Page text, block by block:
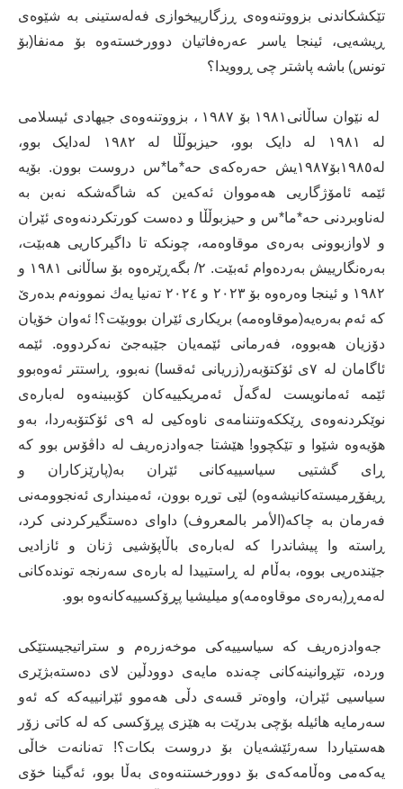
تێکشکاندنی بزووتنەوەی ڕزگارییخوازی فەلەستینی بە شێوەی
ڕیشەیی، ئینجا یاسر عەرەفاتیان دوورخستەوە بۆ مەنفا(بۆ
تونس) باشە پاشتر چی ڕوویدا؟
لە نێوان ساڵانی١٩٨١ بۆ ١٩٨٧ ، بزووتنەوەی جیهادی ئیسلامی
لە ١٩٨١ لە دایک بوو، حیزبوڵڵا لە ١٩٨٢ لەدایک بوو،
لە١٩٨٥بۆ١٩٨٧یش حەرەکەی حە*ما*س دروست بوون. بۆیە
ئێمە ئامۆژگاریی هەمووان ئەکەین کە شاگەشکە نەبن بە
لەناوبردنی حە*ما*س و حیزبوڵڵا و دەست کورتکردنەوەی ئێران
و لاوازبوونی بەرەی موقاوەمە، چونکە تا داگیرکاریی هەبێت،
بەرەنگارییش بەردەوام ئەبێت. ٢/ بگەڕێرەوە بۆ ساڵانی ١٩٨١ و
١٩٨٢ و ئینجا وەرەوە بۆ ٢٠٢٣ و ٢٠٢٤ تەنیا یەك نموونەم بدەرێ
کە ئەم بەرەیە(موقاوەمە) بریکاری ئێران بووبێت؟! ئەوان خۆیان
دۆزیان هەبووە، فەرمانی ئێمەیان جێبەجێ نەکردووە. ئێمە
ئاگامان لە ٧ی ئۆکتۆبەر(زریانی ئەقسا) نەبوو، ڕاستتر ئەوەبوو
ئێمە ئەمانویست لەگەڵ ئەمریکییەکان کۆببینەوە لەبارەی
نوێکردنەوەی ڕێککەوتننامەی ناوەکیی لە ٩ی ئۆکتۆبەردا، بەو
هۆیەوە شێوا و تێکچوو! هێشتا جەوادزەریف لە داڤۆس بوو کە
ڕای گشتیی سیاسییەکانی ئێران بە(پارێزکاران و
ڕیفۆڕمیستەکانیشەوە) لێی توڕە بوون، ئەمینداری ئەنجوومەنی
فەرمان بە چاکە(الأمر بالمعروف) داوای دەستگیرکردنی کرد،
ڕاستە وا پیشاندرا کە لەبارەی باڵاپۆشیی ژنان و ئازادیی
جێندەریی بووە، بەڵام لە ڕاستییدا لە بارەی سەرنجە توندەکانی
لەمەڕ(بەرەی موقاوەمە)و میلیشیا پڕۆکسییەکانەوە بوو.
جەوادزەریف کە سیاسییەکی موخەزرەم و ستراتیجیستێکی
وردە، تێڕوانینەکانی چەندە مایەی دوودڵین لای دەستەبژێری
سیاسیی ئێران، واوەتر قسەی دڵی هەموو ئێرانییەکە کە ئەو
سەرمایە هائیلە بۆچی بدرێت بە هێزی پڕۆکسی کە لە کاتی زۆر
هەستیاردا سەرئێشەیان بۆ دروست بکات؟! تەنانەت خاڵی
یەکەمی وەڵامەکەی بۆ دوورخستنەوەی بەڵا بوو، ئەگینا خۆی